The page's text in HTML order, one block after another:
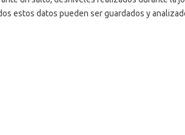
estos datos pueden ser guardados y